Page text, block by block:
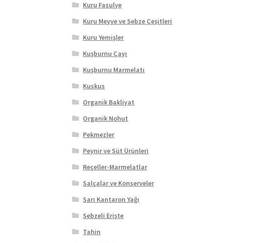
Kuru Fasulye
Kuru Meyve ve Sebze Çeşitleri
Kuru Yemişler
Kuşburnu Çayı
Kuşburnu Marmelatı
Kuskus
Organik Bakliyat
Organik Nohut
Pekmezler
Peynir ve Süt Ürünleri
Reçeller-Marmelatlar
Salçalar ve Konserveler
Sarı Kantaron Yağı
Sebzeli Erişte
Tahin